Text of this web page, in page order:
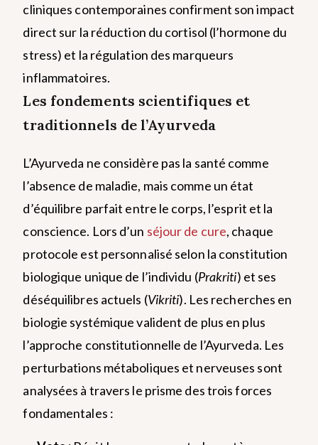
cliniques contemporaines confirment son impact
direct sur la réduction du cortisol (l’hormone du
stress) et la régulation des marqueurs
inflammatoires.
Les fondements scientifiques et
traditionnels de l’Ayurveda
L’Ayurveda ne considère pas la santé comme
l’absence de maladie, mais comme un état
d’équilibre parfait entre le corps, l’esprit et la
conscience. Lors d’un séjour de cure, chaque
protocole est personnalisé selon la constitution
biologique unique de l’individu (Prakriti) et ses
déséquilibres actuels (Vikriti). Les recherches en
biologie systémique valident de plus en plus
l’approche constitutionnelle de l’Ayurveda. Les
perturbations métaboliques et nerveuses sont
analysées à travers le prisme des trois forces
fondamentales :